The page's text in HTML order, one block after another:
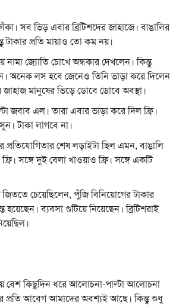
সব ভিড় এবার ব্রিটিশদের জাহাজে। বাঙালির
প্রতি মায়াও তো কম নয়।
নামা জ্যোতি চোখে অন্ধকার দেখলেন। কিন্তু
অনেক লস হবে জেনেও তিনি ভাড়া করে দিলেন
মানুষের ভিড়ে ডোবে ডোবে অবস্থা।
জবাব এল। তারা এবার ভাড়া করে দিল ফ্রি।
টাকা লাগবে না।
শেষ লড়াইটা ছিল এমন, বাঙালি
সঙ্গে দুই বেলা খাওয়াও ফ্রি। সঙ্গে একটি
চেয়েছিলেন, পুঁজি বিনিয়োগের টাকার
হয়েছেন। ব্যবসা গুটিয়ে নিয়েছেন। ব্রিটিশরাই
বেশ কিছুদিন ধরে আলোচনা-পাল্টা আলোচনা
প্রতি আবেগ আমাদের অবশ্যই আছে। কিন্তু শুধু